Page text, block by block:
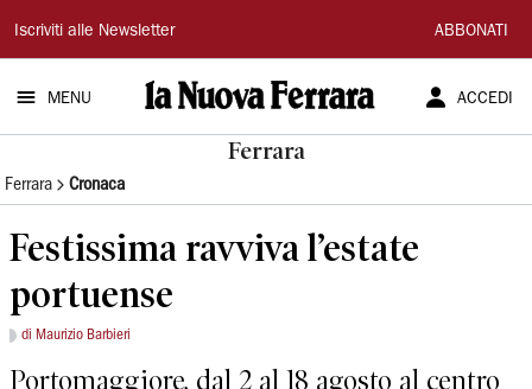
La
Nuova
Ferrara
Iscriviti alle Newsletter ABBONATI
MENU ACCEDI
Ferrara
Ferrara Cronaca
Festissima ravviva l’estate
portuense
di Maurizio Barbieri
Portomaggiore, dal 2 al 18 agosto al centro